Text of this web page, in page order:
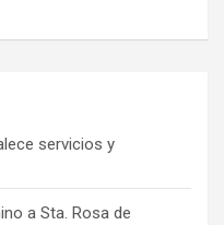
servicios y
a Sta. Rosa de